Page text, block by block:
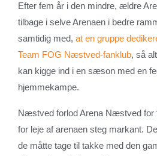
Efter fem år i den mindre, ældre
tilbage i selve Arenaen i bedre
samtidig med, at en gruppe
Team FOG Næstved-fanklub, så
kan kigge ind i en sæson med en
hjemmekampe.
Næstved forlod Arena Næstved for
for leje af arenaen steg markant.
de måtte tage til takke med den